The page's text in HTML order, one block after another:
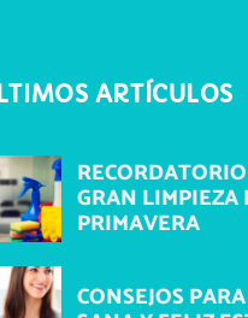
ARTÍCULOS
GRAN LIMPIEZA
PRIMAVERA
CONSEJOS